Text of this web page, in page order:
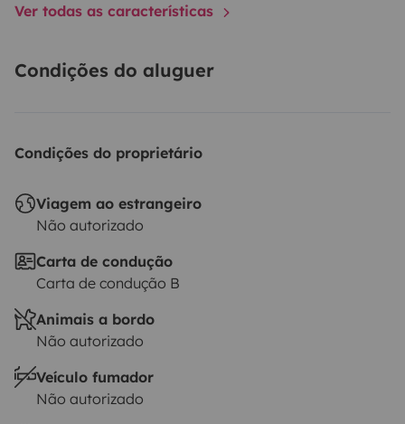
Ver todas as características
Condições do aluguer
Condições do proprietário
Viagem ao estrangeiro
Não autorizado
Carta de condução
Carta de condução B
Animais a bordo
Não autorizado
Veículo fumador
Não autorizado